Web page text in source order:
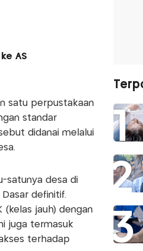
AS
satu perpustakaan
standar
didanai melalui
satunya desa di
definitif.
(kelas jauh) dengan
juga termasuk
terhadap